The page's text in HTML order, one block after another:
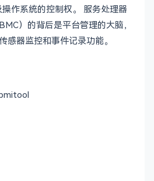
作系统的控制权。 服务处理器
）的背后是平台管理的大脑，
感器监控和事件记录功能。